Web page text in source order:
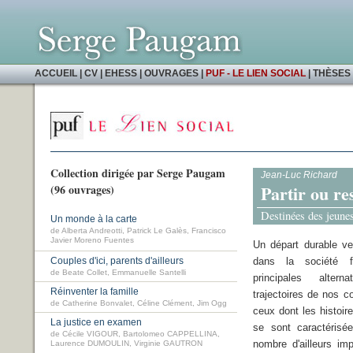
ACCUEIL|CV|EHESS|OUVRAGES|PUF - LE LIEN SOCIAL|THÈSES
Collection dirigée par Serge Paugam
(96 ouvrages)
Un monde à la carte
de Alberta Andreotti, Patrick Le Galès, Francisco
Javier Moreno Fuentes
Couples d'ici, parents d'ailleurs
de Beate Collet, Emmanuelle Santelli
Réinventer la famille
de Catherine Bonvalet, Céline Clément, Jim Ogg
La justice en examen
de Cécile VIGOUR, Bartolomeo CAPPELLINA,
Laurence DUMOULIN, Virginie GAUTRON
Jean-Luc Richard
Partir ou
Destinées des
Un départ durable
dans la société
principales
trajectoires de nos
ceux dont les
se sont
nombre d'ailleurs